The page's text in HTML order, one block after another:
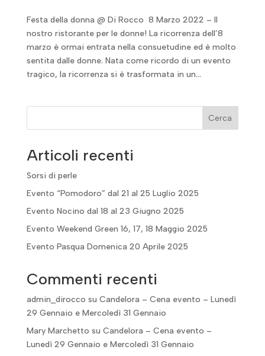
Festa della donna @ Di Rocco 8 Marzo 2022 – Il
nostro ristorante per le donne! La ricorrenza dell’8
marzo è ormai entrata nella consuetudine ed è molto
sentita dalle donne. Nata come ricordo di un evento
tragico, la ricorrenza si è trasformata in un...
Cerca
Articoli recenti
Sorsi di perle
Evento “Pomodoro” dal 21 al 25 Luglio 2025
Evento Nocino dal 18 al 23 Giugno 2025
Evento Weekend Green 16, 17, 18 Maggio 2025
Evento Pasqua Domenica 20 Aprile 2025
Commenti recenti
admin_dirocco su Candelora – Cena evento – Lunedì
29 Gennaio e Mercoledì 31 Gennaio
Mary Marchetto su Candelora – Cena evento –
Lunedì 29 Gennaio e Mercoledì 31 Gennaio